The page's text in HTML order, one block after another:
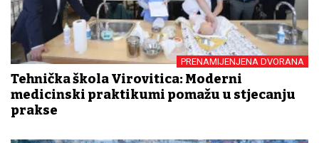
PRENAMIJENJENA DVORANA
Tehnička škola Virovitica: Moderni
medicinski praktikumi pomažu u stjecanju
prakse